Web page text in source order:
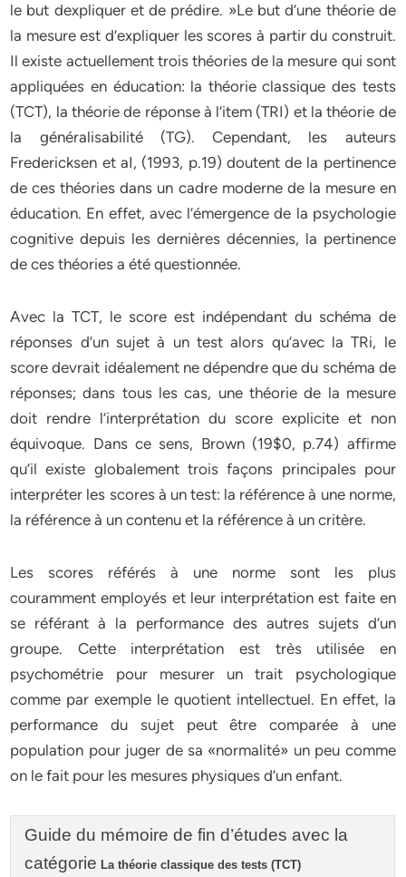
le but dexpliquer et de prédire. »Le but d’une théorie de
la mesure est d’expliquer les scores à partir du construit.
Il existe actuellement trois théories de la mesure qui sont
appliquées en éducation: la théorie classique des tests
(TCT), la théorie de réponse à l’item (TRI) et la théorie de
la généralisabilité (TG). Cependant, les auteurs
Fredericksen et aI, (1993, p.19) doutent de la pertinence
de ces théories dans un cadre moderne de la mesure en
éducation. En effet, avec l’émergence de la psychologie
cognitive depuis les dernières décennies, la pertinence
de ces théories a été questionnée.
Avec la TCT, le score est indépendant du schéma de
réponses d’un sujet à un test alors qu’avec la TRi, le
score devrait idéalement ne dépendre que du schéma de
réponses; dans tous les cas, une théorie de la mesure
doit rendre l’interprétation du score explicite et non
équivoque. Dans ce sens, Brown (19$0, p.74) affirme
qu’il existe globalement trois façons principales pour
interpréter les scores à un test: la référence à une norme,
la référence à un contenu et la référence à un critère.
Les scores référés à une norme sont les plus
couramment employés et leur interprétation est faite en
se référant à la performance des autres sujets d’un
groupe. Cette interprétation est très utilisée en
psychométrie pour mesurer un trait psychologique
comme par exemple le quotient intellectuel. En effet, la
performance du sujet peut être comparée à une
population pour juger de sa «normalité» un peu comme
on le fait pour les mesures physiques d’un enfant.
Guide du mémoire de fin d’études avec la
catégorie La théorie classique des tests (TCT)